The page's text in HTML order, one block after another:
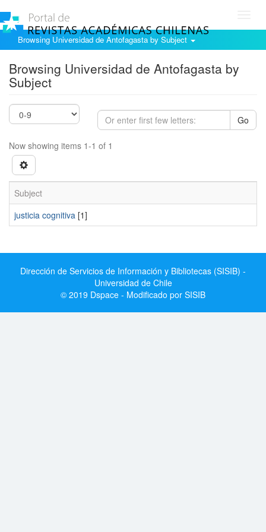
Browsing Universidad de Antofagasta by Subject
Browsing Universidad de Antofagasta by
Subject
Go
Now showing items 1-1 of 1
Subject
justicia cognitiva [1]
Dirección de Servicios de Información y Bibliotecas (SISIB) -
Universidad de Chile
© 2019 Dspace - Modificado por SISIB